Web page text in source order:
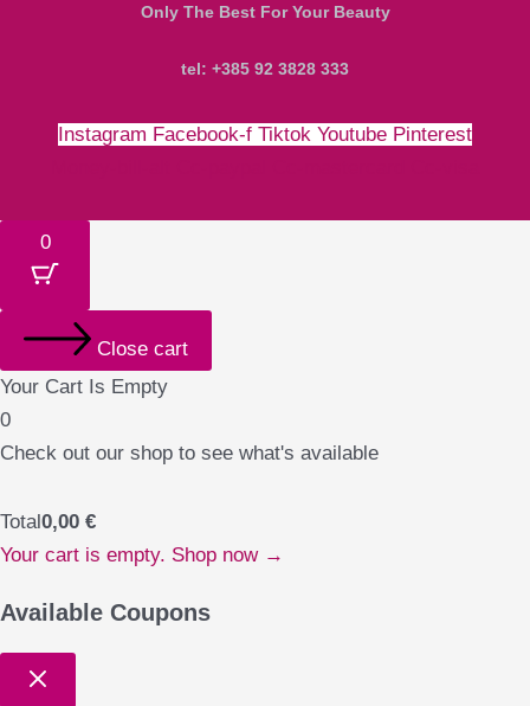
Only The Best For Your Beauty
tel: +385 92 3828 333
Instagram Facebook-f Tiktok Youtube Pinterest
0
Close cart
Your Cart Is Empty
0
Check out our shop to see what's available
Total0,00 €
Your cart is empty. Shop now →
Available Coupons